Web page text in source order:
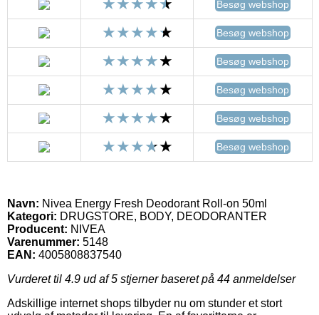
Besøg webshop
Besøg webshop
Besøg webshop
Besøg webshop
Besøg webshop
Besøg webshop
Navn: Nivea Energy Fresh Deodorant Roll-on 50ml
Kategori: DRUGSTORE, BODY, DEODORANTER
Producent: NIVEA
Varenummer: 5148
EAN: 4005808837540
Vurderet til 4.9 ud af 5 stjerner baseret på 44 anmeldelser
Adskillige internet shops tilbyder nu om stunder et stort